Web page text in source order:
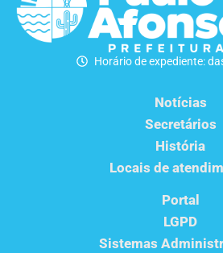
Horário de expediente:
Notícias
Secretários
História
Locais de
Portal
LGPD
Sistemas